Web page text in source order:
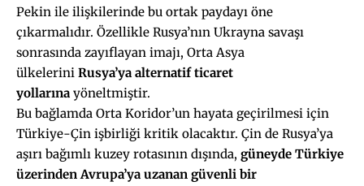
Pekin ile ilişkilerinde bu ortak paydayı öne
çıkarmalıdır. Özellikle Rusya’nın Ukrayna savaşı
sonrasında zayıflayan imajı, Orta Asya
ülkelerini Rusya’ya alternatif ticaret
yollarına yöneltmiştir.
Bu bağlamda Orta Koridor’un hayata geçirilmesi için
Türkiye-Çin işbirliği kritik olacaktır. Çin de Rusya’ya
aşırı bağımlı kuzey rotasının dışında, güneyde Türkiye
üzerinden Avrupa’ya uzanan güvenli bir